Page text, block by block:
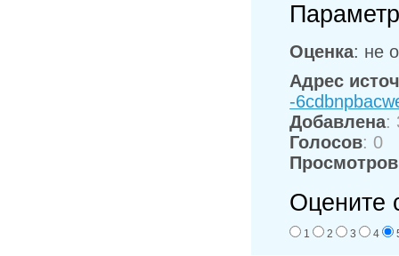
Оценка: не
Адрес
-
Добавлена:
Голосов: 0
Просмотров
Оцените
1 2 3 4